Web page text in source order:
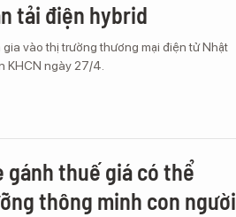
tải điện hybrid
vào thị trường thương mại điện tử Nhật
KHCN ngày 27/4.
gánh thuế giá có thể
thông minh con người